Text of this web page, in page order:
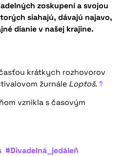
zoskupení a svojou
siahajú, dávajú najavo,
dianie v našej krajine.
krátkych rozhovorov
žurnále Loptoš. ↑
vznikla s časovým
#Divadelná_jedáleň